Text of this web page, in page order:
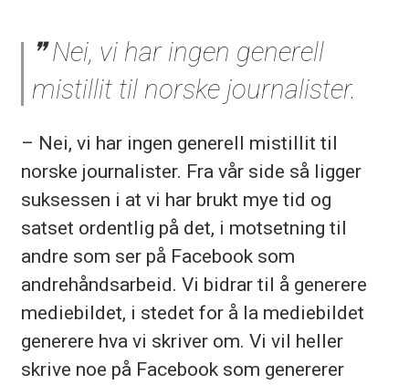
Nei, vi har ingen generell
mistillit til norske journalister.
– Nei, vi har ingen generell mistillit til
norske journalister. Fra vår side så ligger
suksessen i at vi har brukt mye tid og
satset ordentlig på det, i motsetning til
andre som ser på Facebook som
andrehåndsarbeid. Vi bidrar til å generere
mediebildet, i stedet for å la mediebildet
generere hva vi skriver om. Vi vil heller
skrive noe på Facebook som genererer